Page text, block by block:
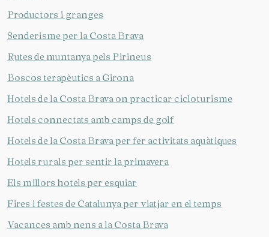
Productors i granges
Senderisme per la Costa Brava
Rutes de muntanya pels Pirineus
Boscos terapèutics a Girona
Hotels de la Costa Brava on practicar cicloturisme
Hotels connectats amb camps de golf
Hotels de la Costa Brava per fer activitats aquàtiques
Hotels rurals per sentir la primavera
Els millors hotels per esquiar
Fires i festes de Catalunya per viatjar en el temps
Vacances amb nens a la Costa Brava